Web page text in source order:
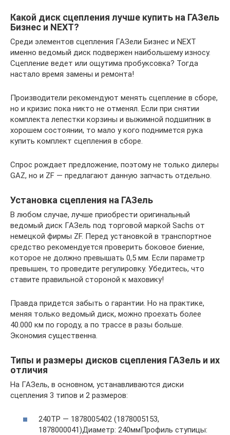
Какой диск сцепления лучше купить на ГАЗель
Бизнес и NEXT?
Среди элементов сцепления ГАЗели Бизнес и NEXT
именно ведомый диск подвержен наибольшему износу.
Сцепление ведет или ощутима пробуксовка? Тогда
настало время замены и ремонта!
Производители рекомендуют менять сцепление в сборе,
но и кризис пока никто не отменял. Если при снятии
комплекта лепестки корзины и выжимной подшипник в
хорошем состоянии, то мало у кого поднимется рука
купить комплект сцепления в сборе.
Спрос рождает предложение, поэтому не только дилеры
GAZ, но и ZF — предлагают данную запчасть отдельно.
Установка сцепления на ГАЗель
В любом случае, лучше приобрести оригинальный
ведомый диск ГАЗель под торговой маркой Sachs от
немецкой фирмы ZF. Перед установкой в транспортное
средство рекомендуется проверить боковое биение,
которое не должно превышать 0,5 мм. Если параметр
превышен, то проведите регулировку. Убедитесь, что
ставите правильной стороной к маховику!
Правда придется забыть о гарантии. Но на практике,
меняя только ведомый диск, можно проехать более
40.000 км по городу, а по трассе в разы больше.
Экономия существенна.
Типы и размеры дисков сцепления ГАЗель и их
отличия
На ГАЗель, в основном, устанавливаются диски
сцепления 3 типов и 2 размеров:
240TP — 1878005402 (1878005153,
1878000041)Диаметр: 240ммПрофиль ступицы: